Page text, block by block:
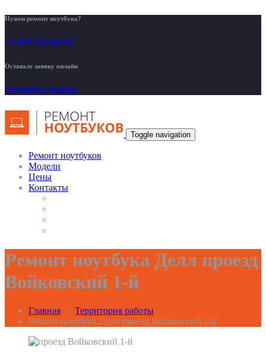
Нужен ремонт ноутбука?
+7 499 455-00-42
Оставьте заявку онлайн
Оставить заявку
Toggle navigation
Ремонт ноутбуков
Модели
Цены
Контакты
Ремонт ноутбука Делл проезд
Войковский 1-й
Главная / Территория работы /
Ремонт ноутбука Делл проезд Войковский 1-й